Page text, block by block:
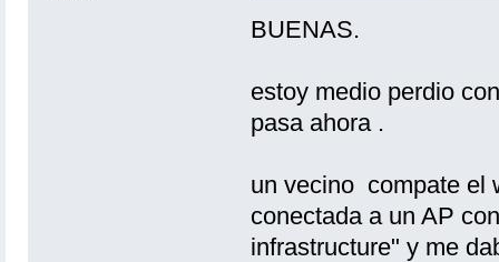
BUENAS.
estoy medio perdio
pasa ahora .
un vecino compate el
conectada a un AP
infrastructure" y me